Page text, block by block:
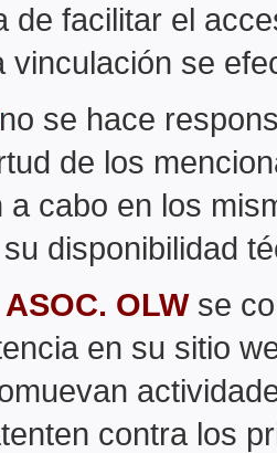
de facilitar el
vinculación se
no se hace
de los
a cabo en los
disponibilidad
ASOC. OLWse
en su sitio
contra los